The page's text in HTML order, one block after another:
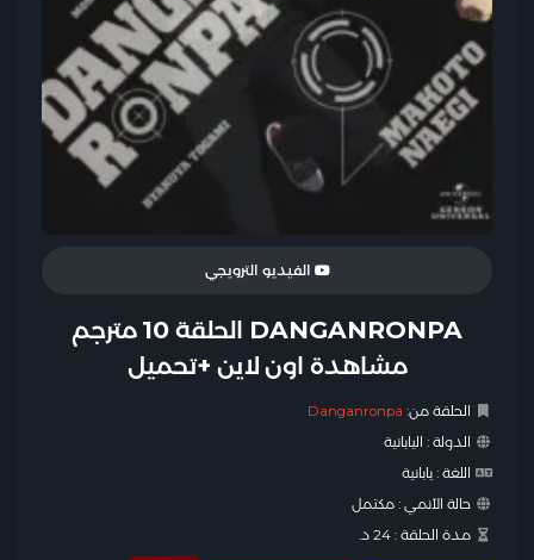
الفيديو الترويجي
DANGANRONPA الحلقة 10 مترجم
مشاهدة اون لاين +تحميل
الحلقة من: Danganronpa
الدولة : اليابانية
اللغة :يابانية
حالة الأنمي :مكتمل
مدة الحلقة :24 د.